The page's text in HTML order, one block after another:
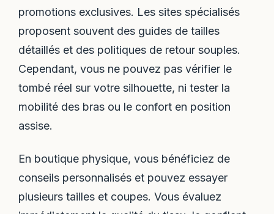
promotions exclusives. Les sites spécialisés
proposent souvent des guides de tailles
détaillés et des politiques de retour souples.
Cependant, vous ne pouvez pas vérifier le
tombé réel sur votre silhouette, ni tester la
mobilité des bras ou le confort en position
assise.
En boutique physique, vous bénéficiez de
conseils personnalisés et pouvez essayer
plusieurs tailles et coupes. Vous évaluez